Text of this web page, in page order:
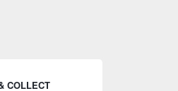
COLLECT